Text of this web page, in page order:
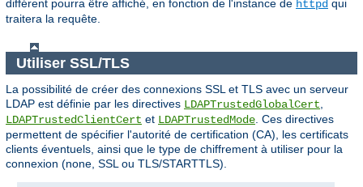
différent pourra être affiché, en fonction de l'instance de httpd qui
traitera la requête.
Utiliser SSL/TLS
La possibilité de créer des connexions SSL et TLS avec un serveur
LDAP est définie par les directives LDAPTrustedGlobalCert,
LDAPTrustedClientCert et LDAPTrustedMode. Ces directives
permettent de spécifier l'autorité de certification (CA), les certificats
clients éventuels, ainsi que le type de chiffrement à utiliser pour la
connexion (none, SSL ou TLS/STARTTLS).